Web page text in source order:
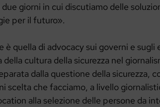
giorni in cui discutiamo delle
per il futuro».
è quella di advocacy sui governi e sugli
della cultura della sicurezza nel
dalla questione della sicurezza,
scelta che facciamo, a livello
alla selezione delle persone da